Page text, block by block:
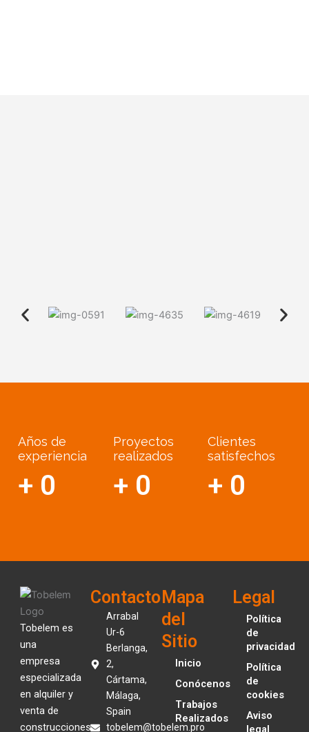
Años de
experiencia
+ 0
Proyectos
realizados
+ 0
Clientes
satisfechos
+ 0
Tobelem es
una
empresa
especializada
en alquiler y
venta de
construcciones
Contacto
Arrabal
Ur-6
Berlanga,
2,
Cártama,
Málaga,
Spain
tobelem@tobelem.pro
Mapa
del
Sitio
Inicio
Conócenos
Trabajos
Realizados
Legal
Política
de
privacidad
Política
de
cookies
Aviso